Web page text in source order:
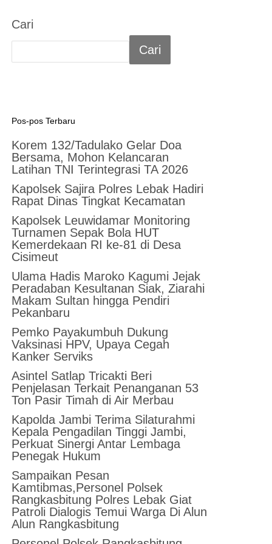
Cari
Cari
Pos-pos Terbaru
Korem 132/Tadulako Gelar Doa
Bersama, Mohon Kelancaran
Latihan TNI Terintegrasi TA 2026
Kapolsek Sajira Polres Lebak Hadiri
Rapat Dinas Tingkat Kecamatan
Kapolsek Leuwidamar Monitoring
Turnamen Sepak Bola HUT
Kemerdekaan RI ke-81 di Desa
Cisimeut
Ulama Hadis Maroko Kagumi Jejak
Peradaban Kesultanan Siak, Ziarahi
Makam Sultan hingga Pendiri
Pekanbaru
Pemko Payakumbuh Dukung
Vaksinasi HPV, Upaya Cegah
Kanker Serviks
Asintel Satlap Tricakti Beri
Penjelasan Terkait Penanganan 53
Ton Pasir Timah di Air Merbau
Kapolda Jambi Terima Silaturahmi
Kepala Pengadilan Tinggi Jambi,
Perkuat Sinergi Antar Lembaga
Penegak Hukum
Sampaikan Pesan
Kamtibmas,Personel Polsek
Rangkasbitung Polres Lebak Giat
Patroli Dialogis Temui Warga Di Alun
Alun Rangkasbitung